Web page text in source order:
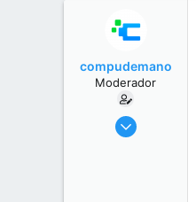
rcompudemano
Moderador
26 Jul 2013